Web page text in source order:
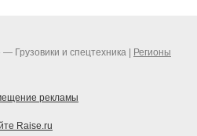
Грузовики и спецтехника | Регионы
рекламы
Raise.ru